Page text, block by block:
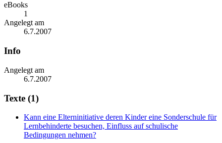
eBooks
1
Angelegt am
6.7.2007
Info
Angelegt am
6.7.2007
Texte (1)
Kann eine Elterninitiative deren Kinder eine Sonderschule für
Lernbehinderte besuchen, Einfluss auf schulische
Bedingungen nehmen?